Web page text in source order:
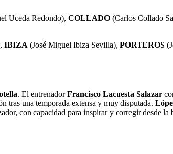
Uceda Redondo), COLLADO (Carlos Collado
IBIZA (José Miguel Ibiza Sevilla), PORTEROS
. El entrenadorFrancisco Lacuesta Salazar
tras una temporada extensa y muy disputada.
con capacidad para inspirar y corregir desde la